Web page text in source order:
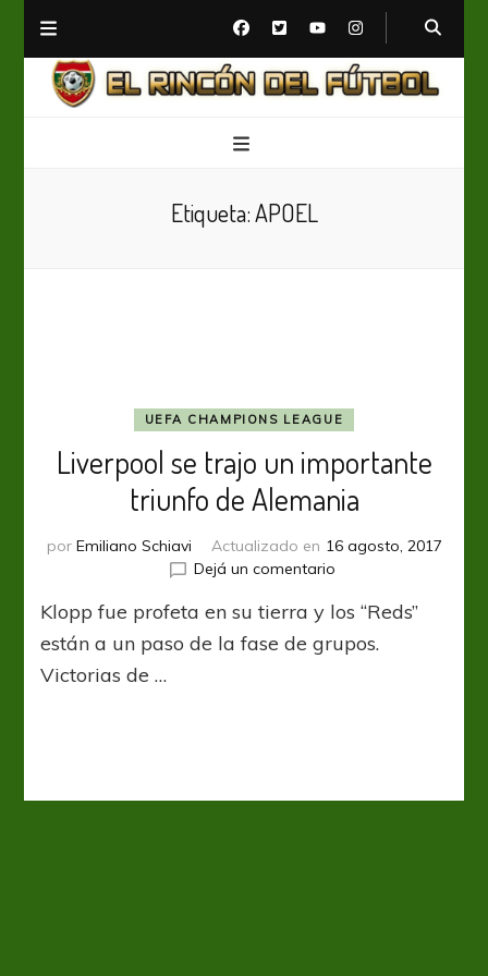
Etiqueta:APOEL
UEFA CHAMPIONS LEAGUE
Liverpool se trajo un importante
triunfo de Alemania
por Emiliano Schiavi Actualizado en 16 agosto, 2017
Dejá un comentarioen
se
trajo
un
Klopp fue profeta en su tierra y los “Reds”
están a un paso de la fase de grupos.
Victorias de …